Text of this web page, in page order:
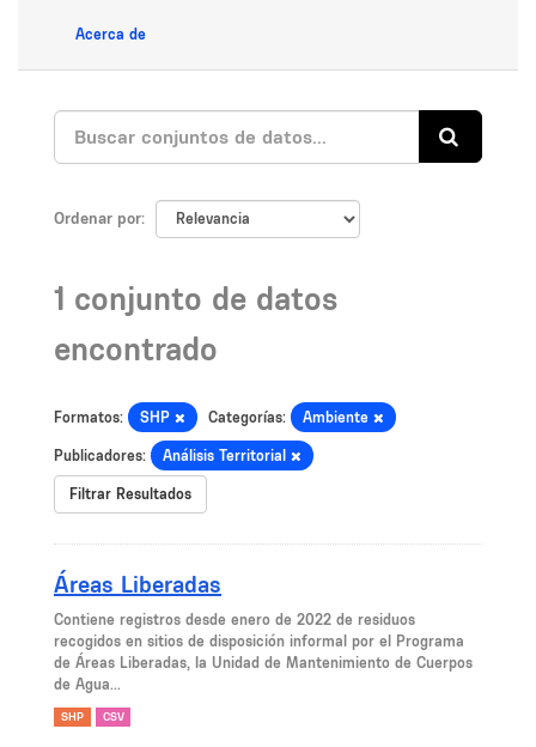
Acerca de
Ordenar por
1 conjunto de datos
encontrado
Formatos: SHP Categorías: Ambiente
Publicadores: Análisis Territorial
Filtrar Resultados
Áreas Liberadas
Contiene registros desde enero de 2022 de residuos
recogidos en sitios de disposición informal por el Programa
de Áreas Liberadas, la Unidad de Mantenimiento de Cuerpos
de Agua...
SHP CSV